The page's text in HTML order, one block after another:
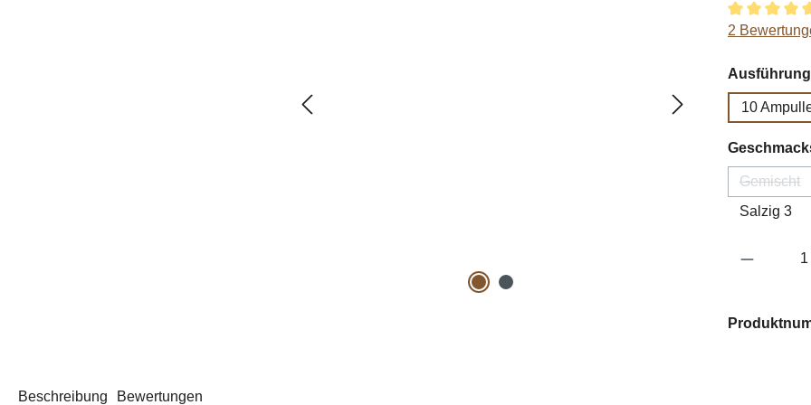
2
Ausführung
10
Gemischt
Salzig 3
Beschreibung Bewertungen